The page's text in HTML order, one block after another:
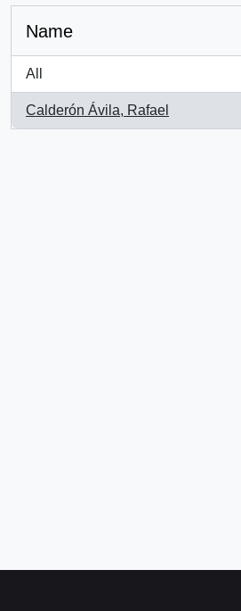
Name
All
Calderón Ávila, Rafael
, 1 results